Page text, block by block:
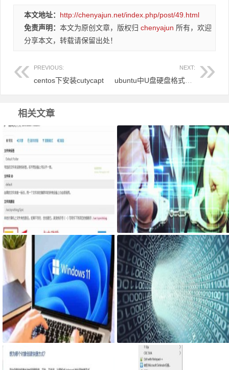
本文地址： http://chenyajun.net/index.php/post/49.html
免责声明： 本文为原创文章，版权归 chenyajun 所有，欢迎
分享本文，转载请保留出处！
PREVIOUS:
centos下安装cutycapt
NEXT:
ubuntu中U盘硬盘格式化NTFS，FAT12，FAT16，FAT32，EXT4
相关文章
Syncthing在同一台设备上不同的
文件夹之间来实现文件夹的同步
利用Syncthing备份到云储存
一台笔记本电脑比台式机更容易崩
溃蓝屏经历
Windows终于有了改进带有增强音
量混合器的Windows 11 Build 253
09
电脑睡眠后不停自动唤醒亮屏